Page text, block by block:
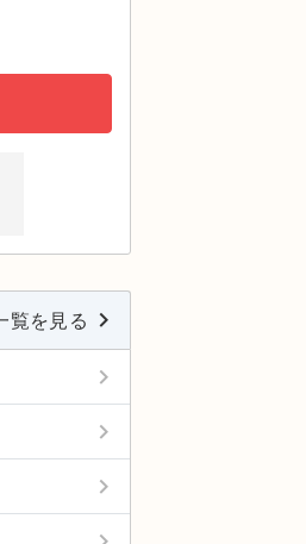
覧を見る keyboard_arrow_right
keyboard_arrow_right
keyboard_arrow_right
keyboard_arrow_right